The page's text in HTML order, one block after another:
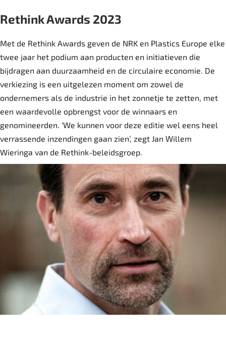
Rethink Awards 2023
Met de Rethink Awards geven de NRK en Plastics Europe elke
twee jaar het podium aan producten en initiatieven die
bijdragen aan duurzaamheid en de circulaire economie. De
verkiezing is een uitgelezen moment om zowel de
ondernemers als de industrie in het zonnetje te zetten, met
een waardevolle opbrengst voor de winnaars en
genomineerden. ‘We kunnen voor deze editie wel eens heel
verrassende inzendingen gaan zien’, zegt Jan Willem
Wieringa van de Rethink-beleidsgroep.